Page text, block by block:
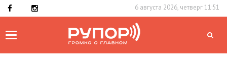
6 августа 2026, четверг 11:51
Toggle